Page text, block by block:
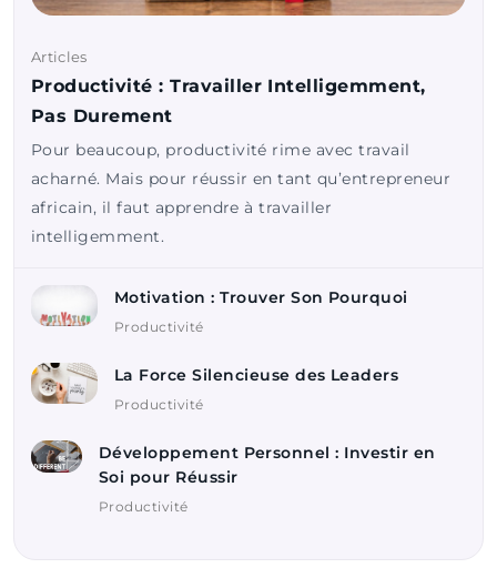
Articles
Productivité : Travailler Intelligemment,
Pas Durement
Pour beaucoup, productivité rime avec travail
acharné. Mais pour réussir en tant qu’entrepreneur
africain, il faut apprendre à travailler
intelligemment.
Motivation : Trouver Son Pourquoi
Productivité
La Force Silencieuse des Leaders
Productivité
Développement Personnel : Investir en
Soi pour Réussir
Productivité